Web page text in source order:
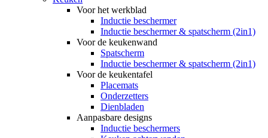
Voor het werkblad
Inductie beschermer
Inductie beschermer & spatscherm (2in1)
Voor de keukenwand
Spatscherm
Inductie beschermer & spatscherm (2in1)
Voor de keukentafel
Placemats
Onderzetters
Dienbladen
Aanpasbare designs
Inductie beschermers